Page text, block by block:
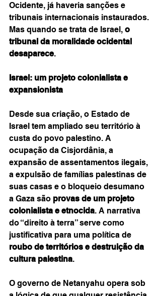
Ocidente, já haveria sanções e
tribunais internacionais instaurados.
Mas quando se trata de Israel, o
tribunal da moralidade ocidental
desaparece.
Israel: um projeto colonialista e
expansionista
Desde sua criação, o Estado de
Israel tem ampliado seu território à
custa do povo palestino. A
ocupação da Cisjordânia, a
expansão de assentamentos ilegais,
a expulsão de famílias palestinas de
suas casas e o bloqueio desumano
a Gaza são provas de um projeto
colonialista e etnocida. A narrativa
do “direito à terra” serve como
justificativa para uma política de
roubo de territórios e destruição da
cultura palestina.
O governo de Netanyahu opera sob